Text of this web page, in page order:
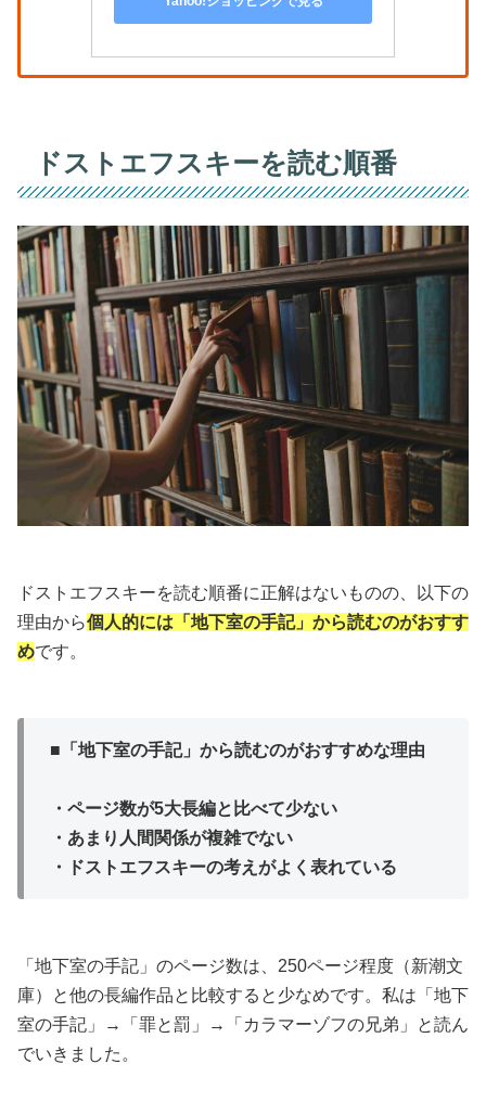
ドストエフスキーを読む順番
ドストエフスキーを読む順番に正解はないものの、以下の
理由から個人的には「地下室の手記」から読むのがおすす
めです。
■「地下室の手記」から読むのがおすすめな理由
・ページ数が5大長編と比べて少ない
・あまり人間関係が複雑でない
・ドストエフスキーの考えがよく表れている
「地下室の手記」のページ数は、250ページ程度（新潮文
庫）と他の長編作品と比較すると少なめです。私は「地下
室の手記」→「罪と罰」→「カラマーゾフの兄弟」と読ん
でいきました。